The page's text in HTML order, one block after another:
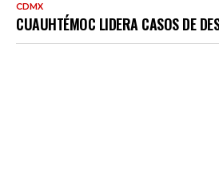
CDMX
CUAUHTÉMOC LIDERA CASOS DE